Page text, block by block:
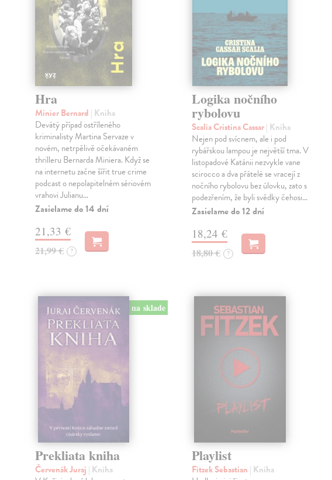
Hra
Minier Bernard | Kniha
Devátý případ ostříleného
kriminalisty Martina Servaze v
novém, netrpělivě očekávaném
thrilleru Bernarda Miniera. Když se
na internetu začne šířit true crime
podcast o nepolapitelném sériovém
vrahovi Julianu…
Zasielame do 14 dní
21,33 €
21,99 € ?
Logika nočního
rybolovu
Scalia Cristina Cassar| Kniha
Nejen pod svícnem, ale i pod
rybářskou lampou je největší tma. V
listopadové Katánii nezvykle vane
scirocco a dva přátelé se vracejí z
nočního rybolovu bez úlovku, zato s
podezřením, že byli svědky čehosi…
Zasielame do 12 dní
18,24 €
18,80 € ?
na sklade
Prekliata kniha
Červenák Juraj | Kniha
Playlist
Fitzek Sebastian | Kniha